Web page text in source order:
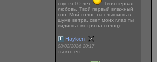
спустя 10 лет
Твоя первая
любовь. Твой первый влажный
сон. Мой голос ты слышишь в
шуме ветра, свет моих глаз ты
видишь смотря на солнце.
Hayken
08/02/2026 20:17
ты кто еп